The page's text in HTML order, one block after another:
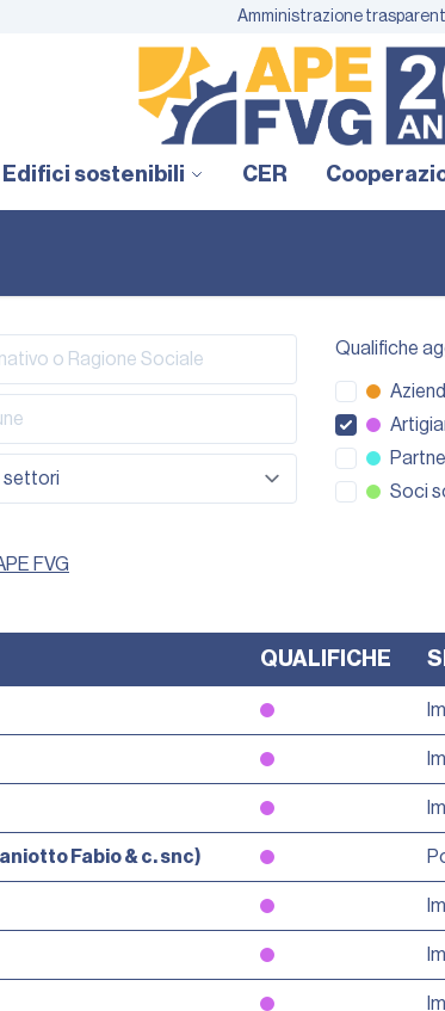
Amministrazione
Edifici sostenibili CER
Qualifiche
Soci
FVG
QUALIFICHE
Fabio & c. snc)